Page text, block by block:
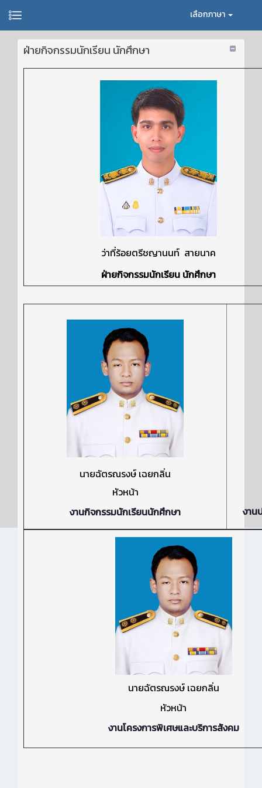
เลือกภาษา
ฝ่ายกิจกรรมนักเรียน นักศึกษา
ว่าที่ร้อยตรีชญานนท์ สายนาค
ฝ่ายกิจกรรมนักเรียน นักศึกษา
นายฉัตรณรงษ์ เฉยกลิ่น
หัวหน้า
งานกิจกรรมนักเรียนนักศึกษา
งาน
นายฉัตรณรงษ์ เฉยกลิ่น
หัวหน้า
งานโครงการพิเศษและบริการสังคม